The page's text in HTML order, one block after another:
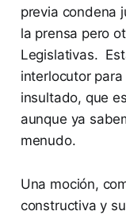
previa condena
la prensa pero
Legislativas.
interlocutor
insultado, que
aunque ya
menudo.
Una moción,
constructiva y